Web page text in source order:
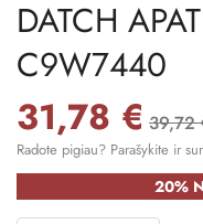
DATCH
C9W7440
31,78 € 39,72
Radote pigiau? Parašykite ir
20%